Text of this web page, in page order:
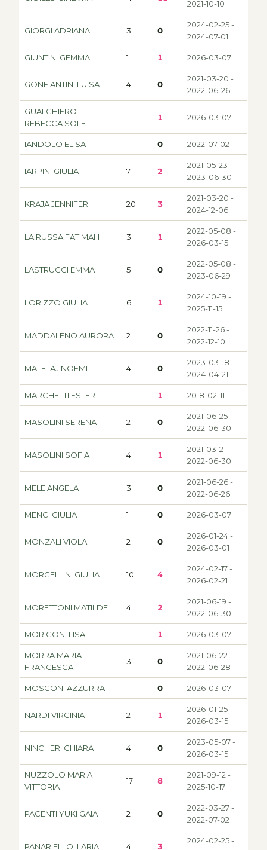
2021-10-10
GIORGI ADRIANA 3 0
2024-02-25 -
2024-07-01
GIUNTINI GEMMA 1 1 2026-03-07
GONFIANTINI LUISA 4 0
2021-03-20 -
2022-06-26
GUALCHIEROTTI
REBECCA SOLE
1 1 2026-03-07
IANDOLO ELISA 1 0 2022-07-02
IARPINI GIULIA 7 2
2021-05-23 -
2023-06-30
KRAJA JENNIFER 20 3
2021-03-20 -
2024-12-06
LA RUSSA FATIMAH 3 1
2022-05-08 -
2026-03-15
LASTRUCCI EMMA 5 0
2022-05-08 -
2023-06-29
LORIZZO GIULIA 6 1
2024-10-19 -
2025-11-15
MADDALENO AURORA 2 0
2022-11-26 -
2022-12-10
MALETAJ NOEMI 4 0
2023-03-18 -
2024-04-21
MARCHETTI ESTER 1 1 2018-02-11
MASOLINI SERENA 2 0
2021-06-25 -
2022-06-30
MASOLINI SOFIA 4 1
2021-03-21 -
2022-06-30
MELE ANGELA 3 0
2021-06-26 -
2022-06-26
MENCI GIULIA 1 0 2026-03-07
MONZALI VIOLA 2 0
2026-01-24 -
2026-03-01
MORCELLINI GIULIA 10 4
2024-02-17 -
2026-02-21
MORETTONI MATILDE 4 2
2021-06-19 -
2022-06-30
MORICONI LISA 1 1 2026-03-07
MORRA MARIA
FRANCESCA
3 0
2021-06-22 -
2022-06-28
MOSCONI AZZURRA 1 0 2026-03-07
NARDI VIRGINIA 2 1
2026-01-25 -
2026-03-15
NINCHERI CHIARA 4 0
2023-05-07 -
2026-03-15
NUZZOLO MARIA
VITTORIA
17 8
2021-09-12 -
2025-10-17
PACENTI YUKI GAIA 2 0
2022-03-27 -
2022-07-02
PANARIELLO ILARIA 4 3
2024-02-25 -